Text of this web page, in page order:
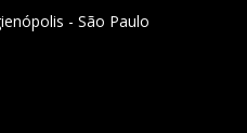
- São Paulo